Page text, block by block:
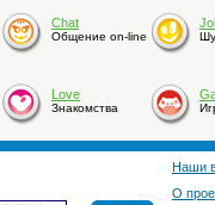
Chat
Общение on-line
Love
Знакомства
Наши
О